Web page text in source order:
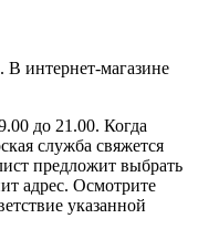
В интернет-магазине
до 21.00. Когда
служба свяжется
предложит выбрать
адрес. Осмотрите
указанной